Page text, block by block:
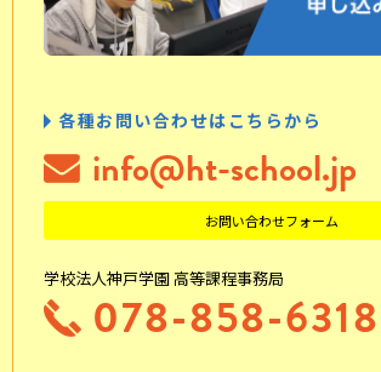
各種お問い合わせはこちらから
info@ht-school.jp
お問い合わせフォーム
学校法人神戸学園 高等課程事務局
078-858-6318